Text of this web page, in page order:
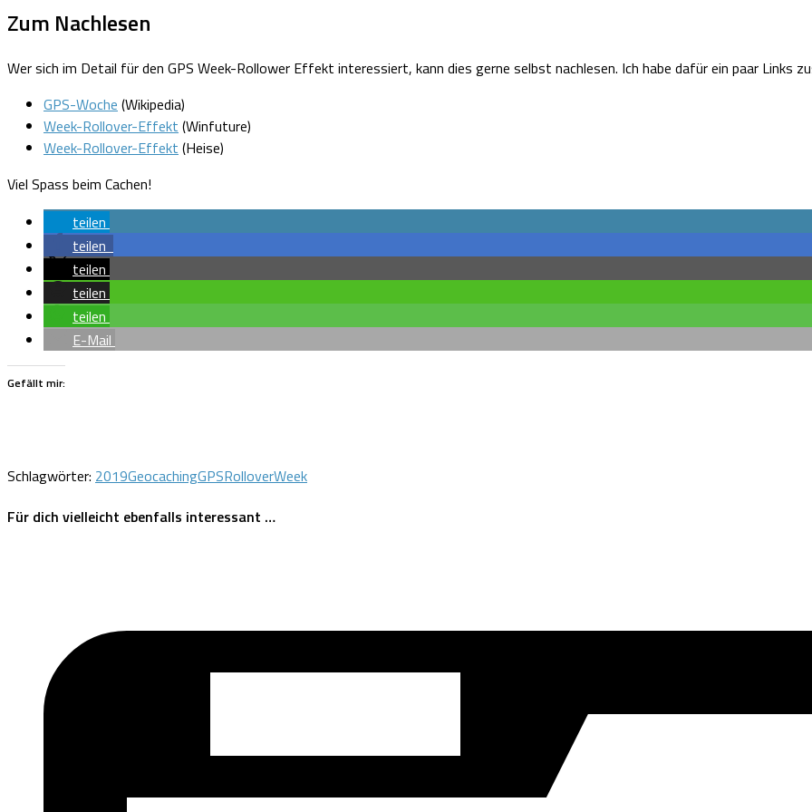
Zum Nachlesen
Wer sich im Detail für den GPS Week-Rollower Effekt interessiert, kann dies gerne selbst nachlesen. Ich habe dafür ein paar Links
GPS-Woche (Wikipedia)
Week-Rollover-Effekt (Winfuture)
Week-Rollover-Effekt (Heise)
Viel Spass beim Cachen!
teilen
teilen
teilen
teilen
teilen
E-Mail
Gefällt mir:
Schlagwörter: 2019GeocachingGPSRolloverWeek
Für dich vielleicht ebenfalls interessant …